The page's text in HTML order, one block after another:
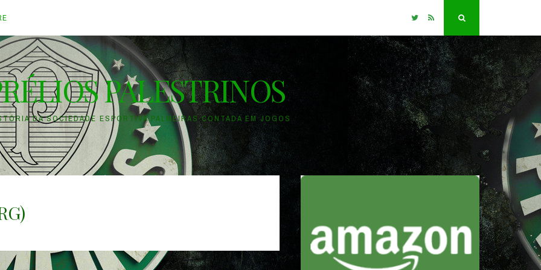
TwitterRSS
PALESTRINOS
DA SOCIEDADE ESPORTIVA PALMEIRAS CONTADA EM JOGOS